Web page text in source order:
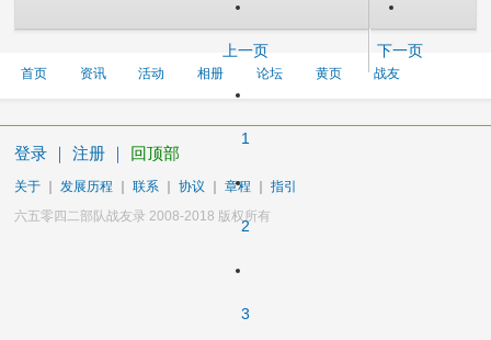
上一页
1
2
3
下一页
首页 资讯 活动 相册 论坛 黄页 战友
登录 ｜ 注册 ｜ 回顶部
关于 发展历程 联系 协议 章程
指引
六五零四二部队战友录 2008-2018 版权所有